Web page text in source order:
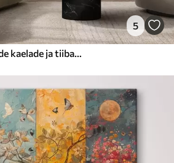
5
Kaks suurt halli, pikkade kaelade ja tiibadega kraanat, mis seisavad puudest ümbritsetud udujärves